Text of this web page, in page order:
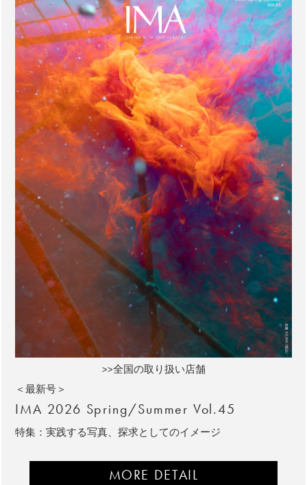
>>全国の取り扱い店舗
＜最新号＞
IMA 2026 Spring/Summer Vol.45
特集：実践する写真、探求としてのイメージ
MORE DETAIL